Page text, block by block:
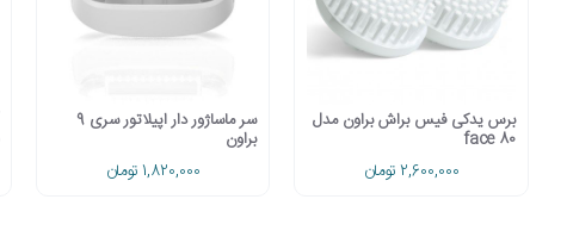
برس یدکی فیس براش براون مدل
face 80
2,600,000 تومان
سر ماساژور دار اپیلاتور سری 9
براون
1,820,000 تومان